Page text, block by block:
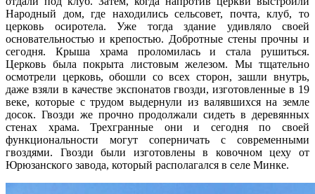
Народный дом, где находились сельсовет, почта, клуб, то
церковь осиротела. Уже тогда здание удивляло своей
основательностью и крепостью. Добротные стены прочны и
сегодня. Крыша храма проломилась и стала рушиться.
Церковь была покрыта листовым железом. Мы тщательно
осмотрели церковь, обошли со всех сторон, зашли внутрь,
даже взяли в качестве экспонатов гвозди, изготовленные в 19
веке, которые с трудом выдернули из валявшихся на земле
досок. Гвозди же прочно продолжали сидеть в деревянных
стенах храма. Трехгранные они и сегодня по своей
функциональности могут соперничать с современными
гвоздями. Гвозди были изготовлены в ковочном цеху от
Юрюзанского завода, который располагался в селе Минке.